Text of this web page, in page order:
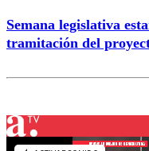
Semana legislativa
tramitación del